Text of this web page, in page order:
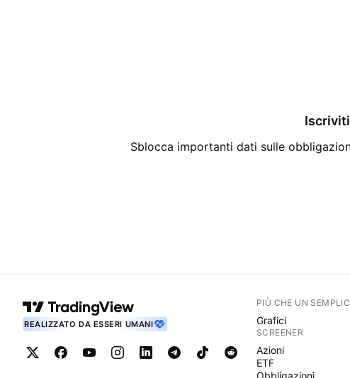
Sblocca importanti dati sulle
REALIZZATO DA ESSERI UMANI
PIÙ CHE UN
Grafici
SCREENER
Azioni
ETF
Obbligazioni